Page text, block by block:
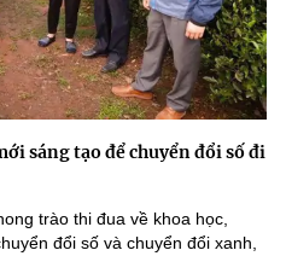
sáng tạo để chuyển đổi số đi
trào thi đua về khoa học,
đổi số và chuyển đổi xanh,